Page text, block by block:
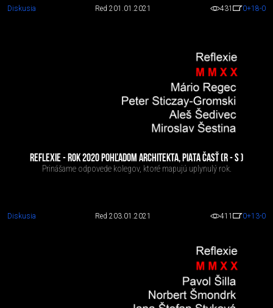
Diskusia Red 201.01.2021 431 0+18-0
REFLEXIE - ROK 2020 POHĽADOM ARCHITEKTA, PIATA ČASŤ (R - S )
Prinášame odpovede kolegov, ktoré mapujú uplynulý rok.
Diskusia Red 203.01.2021 411 0+13-0